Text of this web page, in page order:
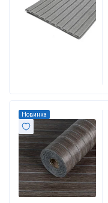
Новинка